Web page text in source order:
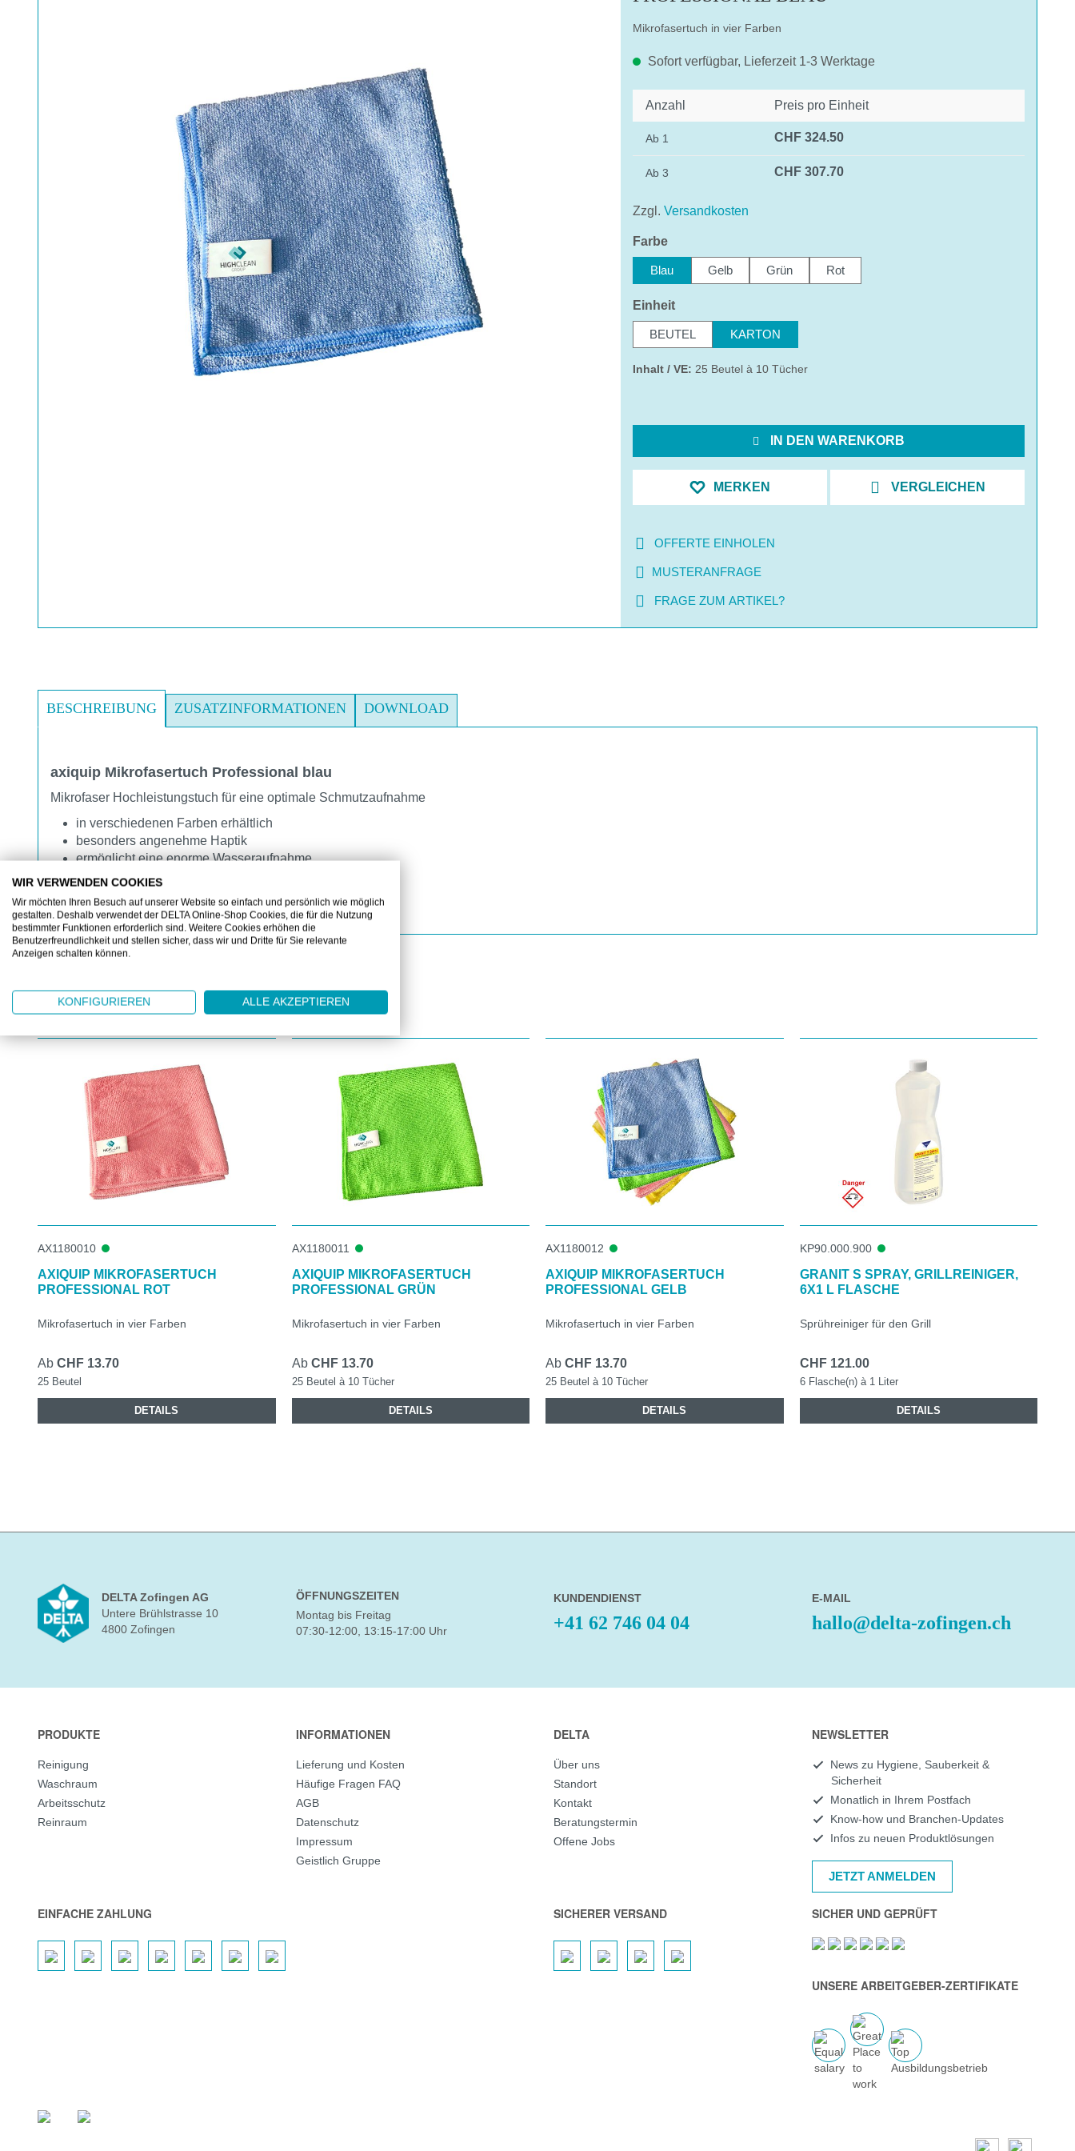
Mikrofasertuch in vier Farben
Sofort verfügbar, Lieferzeit 1-3 Werktage
Anzahl Preis pro Einheit
Ab 1 CHF 324.50
Ab 3 CHF 307.70
Zzgl. Versandkosten
Farbeauswählen
Blau Gelb Grün Rot
Einheitauswählen
BEUTEL KARTON
Inhalt / VE: 25 Beutel à 10 Tücher
IN DEN WARENKORB
MERKEN VERGLEICHEN
OFFERTE EINHOLEN
MUSTERANFRAGE
FRAGE ZUM ARTIKEL?
BESCHREIBUNG ZUSATZINFORMATIONEN DOWNLOAD
axiquip Mikrofasertuch Professional blau
Mikrofaser Hochleistungstuch für eine optimale Schmutzaufnahme
in verschiedenen Farben erhältlich
besonders angenehme Haptik
ermöglicht eine enorme Wasseraufnahme
waschmaschinenfest bis 90 °C
KUNDEN KAUFTEN AUCH
Produktgalerie überspringen
AX1180010
AXIQUIP MIKROFASERTUCH
PROFESSIONAL ROT
Mikrofasertuch in vier Farben
Ab CHF 13.70
25 Beutel
DETAILS
AX1180011
AXIQUIP MIKROFASERTUCH
PROFESSIONAL GRÜN
Mikrofasertuch in vier Farben
Ab CHF 13.70
25 Beutel à 10 Tücher
DETAILS
AX1180012
AXIQUIP MIKROFASERTUCH
PROFESSIONAL GELB
Mikrofasertuch in vier Farben
Ab CHF 13.70
25 Beutel à 10 Tücher
DETAILS
KP90.000.900
GRANIT S SPRAY, GRILLREINIGER,
6X1 L FLASCHE
Sprühreiniger für den Grill
CHF 121.00
6 Flasche(n) à 1 Liter
DETAILS
DELTA Zofingen AG
Untere Brühlstrasse 10
4800 Zofingen
ÖFFNUNGSZEITEN
Montag bis Freitag
07:30-12:00, 13:15-17:00 Uhr
KUNDENDIENST
+41 62 746 04 04
E-MAIL
hallo@delta-zofingen.ch
PRODUKTE
Reinigung
Waschraum
Arbeitsschutz
Reinraum
INFORMATIONEN
Lieferung und Kosten
Häufige Fragen FAQ
AGB
Datenschutz
Impressum
Geistlich Gruppe
DELTA
Über uns
Standort
Kontakt
Beratungstermin
Offene Jobs
NEWSLETTER
News zu Hygiene, Sauberkeit &
Sicherheit
Monatlich in Ihrem Postfach
Know-how und Branchen-Updates
Infos zu neuen Produktlösungen
JETZT ANMELDEN
EINFACHE ZAHLUNG SICHERER VERSAND SICHER UND GEPRÜFT
UNSERE ARBEITGEBER-ZERTIFIKATE
WIR VERWENDEN COOKIES
Wir möchten Ihren Besuch auf unserer Website so einfach und persönlich wie möglich
gestalten. Deshalb verwendet der DELTA Online-Shop Cookies, die für die Nutzung
bestimmter Funktionen erforderlich sind. Weitere Cookies erhöhen die
Benutzerfreundlichkeit und stellen sicher, dass wir und Dritte für Sie relevante
Anzeigen schalten können.
KONFIGURIEREN ALLE AKZEPTIEREN